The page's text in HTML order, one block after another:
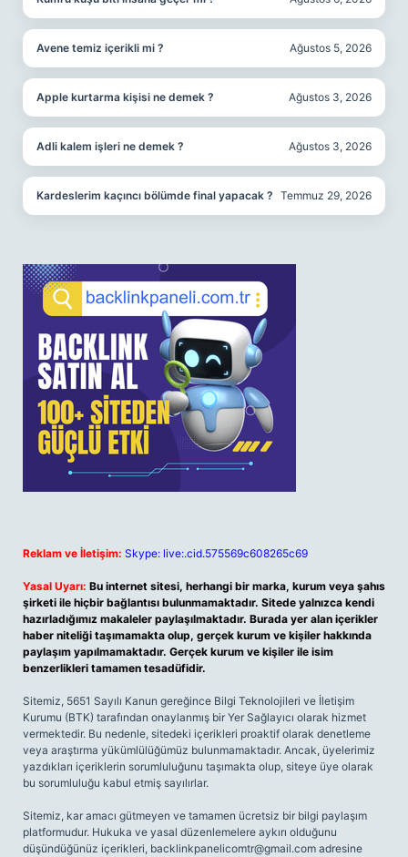
Avene temiz içerikli mi ? Ağustos 5, 2026
Apple kurtarma kişisi ne demek ? Ağustos 3, 2026
Adli kalem işleri ne demek ? Ağustos 3, 2026
Kardeslerim kaçıncı bölümde final yapacak ? Temmuz 29, 2026
Reklam ve İletişim: Skype: live:.cid.575569c608265c69
Yasal Uyarı: Bu internet sitesi, herhangi bir marka, kurum veya şahıs
şirketi ile hiçbir bağlantısı bulunmamaktadır. Sitede yalnızca kendi
hazırladığımız makaleler paylaşılmaktadır. Burada yer alan içerikler
haber niteliği taşımamakta olup, gerçek kurum ve kişiler hakkında
paylaşım yapılmamaktadır. Gerçek kurum ve kişiler ile isim
benzerlikleri tamamen tesadüfidir.
Sitemiz, 5651 Sayılı Kanun gereğince Bilgi Teknolojileri ve İletişim
Kurumu (BTK) tarafından onaylanmış bir Yer Sağlayıcı olarak hizmet
vermektedir. Bu nedenle, sitedeki içerikleri proaktif olarak denetleme
veya araştırma yükümlülüğümüz bulunmamaktadır. Ancak, üyelerimiz
yazdıkları içeriklerin sorumluluğunu taşımakta olup, siteye üye olarak
bu sorumluluğu kabul etmiş sayılırlar.
Sitemiz, kar amacı gütmeyen ve tamamen ücretsiz bir bilgi paylaşım
platformudur. Hukuka ve yasal düzenlemelere aykırı olduğunu
düşündüğünüz içerikleri, backlinkpanelicomtr@gmail.com adresine